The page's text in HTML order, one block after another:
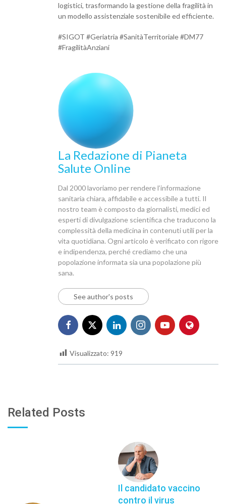
logistici, trasformando la gestione della fragilità in
un modello assistenziale sostenibile ed efficiente.
#SIGOT #Geriatria #SanitàTerritoriale #DM77
#FragilitàAnziani
La Redazione di Pianeta
Salute Online
Dal 2000 lavoriamo per rendere l’informazione
sanitaria chiara, affidabile e accessibile a tutti. Il
nostro team è composto da giornalisti, medici ed
esperti di divulgazione scientifica che traducono la
complessità della medicina in contenuti utili per la
vita quotidiana. Ogni articolo è verificato con rigore
e indipendenza, perché crediamo che una
popolazione informata sia una popolazione più
sana.
See author's posts
Visualizzato: 919
Related Posts
Il candidato vaccino
contro il virus